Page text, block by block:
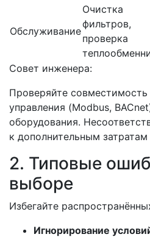
Обслуживание
Очистка
фильтров,
проверка
Совет инженера:
Проверяйте
управления (Modbus,
оборудования.
к дополнительным
2. Типовые
выборе
Избегайте
Игнорирование